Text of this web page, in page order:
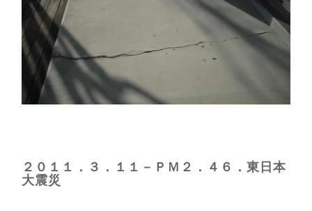
２０１１．３．１１－ＰＭ２．４６．東日本
大震災